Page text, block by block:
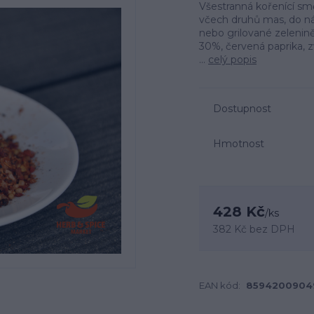
Všestranná kořenící
včech druhů mas, do
nebo grilované
30%, červená paprika,
... celý popis
Dostupnost
Hmotnost
428 Kč/ks
382 Kč bez DPH
EAN kód: